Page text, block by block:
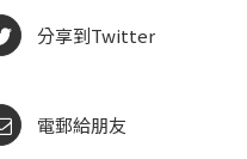
分享到Twitter
電郵給朋友